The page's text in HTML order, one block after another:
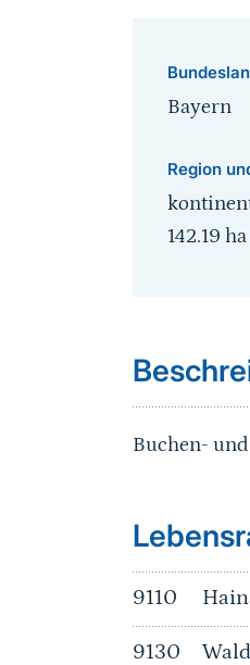
Bayern
Region
142.19 ha
Buchen-
9110
9130